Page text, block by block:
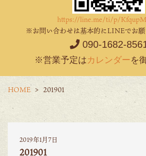
https://line.me/ti/p/
※お問い合わせは基本的にLINEでお願
090-1682-
※営業予定はカレンダーを
HOME 201901
2019年1月7日
201901